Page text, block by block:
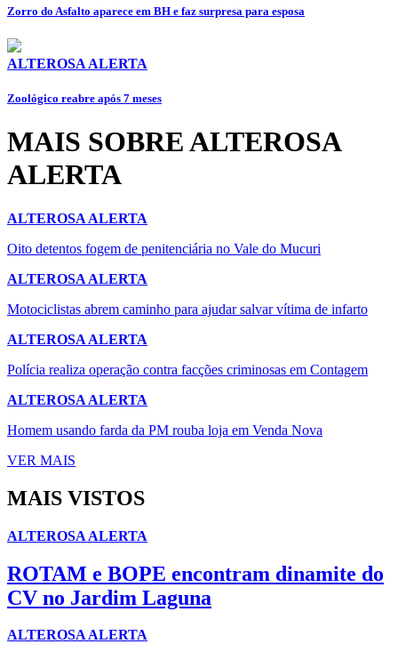
Zorro do Asfalto aparece em BH e faz surpresa para esposa
ALTEROSA ALERTA
Zoológico reabre após 7 meses
MAIS SOBRE ALTEROSA
ALERTA
ALTEROSA ALERTA
Oito detentos fogem de penitenciária no Vale do Mucuri
ALTEROSA ALERTA
Motociclistas abrem caminho para ajudar salvar vítima de infarto
ALTEROSA ALERTA
Polícia realiza operação contra facções criminosas em Contagem
ALTEROSA ALERTA
Homem usando farda da PM rouba loja em Venda Nova
VER MAIS
MAIS VISTOS
ALTEROSA ALERTA
ROTAM e BOPE encontram dinamite do
CV no Jardim Laguna
ALTEROSA ALERTA